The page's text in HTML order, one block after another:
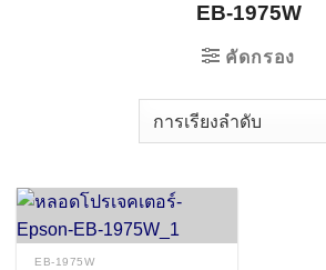
EB-1975W
คัดกรอง
EB-1975W